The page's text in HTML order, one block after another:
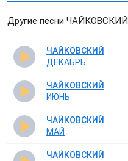
Другие песни ЧАЙКОВСКИЙ
ЧАЙКОВСКИЙ
ДЕКАБРЬ
ЧАЙКОВСКИЙ
ИЮНЬ
ЧАЙКОВСКИЙ
МАЙ
ЧАЙКОВСКИЙ